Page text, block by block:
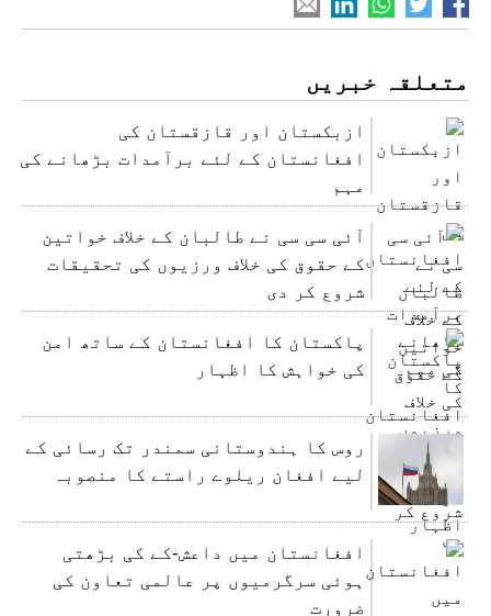
متعلقہ خبریں
ازبکستان اور قازقستان کی
افغانستان کے لئے برآمدات بڑھانے کی
مہم
آئی سی سی نے طالبان کے خلاف خواتین
کے حقوق کی خلاف ورزیوں کی تحقیقات
شروع کر دی
پاکستان کا افغانستان کے ساتھ امن
کی خواہش کا اظہار
روس کا ہندوستانی سمندر تک رسائی کے
لیے افغان ریلوے راستے کا منصوبہ
افغانستان میں داعش-کے کی بڑھتی
ہوئی سرگرمیوں پر عالمی تعاون کی
ضرورت